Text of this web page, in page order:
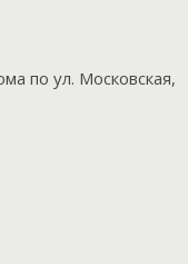
по ул. Московская,